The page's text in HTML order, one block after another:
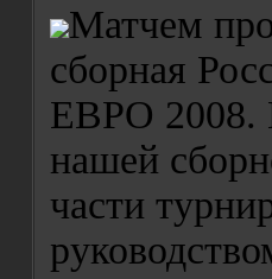
Матчем
сборная
ЕВРО 2008.
нашей
части